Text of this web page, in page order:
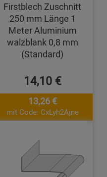
Firstblech Zuschnitt
250 mm Länge 1
Meter Aluminium
walzblank 0,8 mm
(Standard)
14,10 €
13,26 €
mit Code: CxLyh2Ajne